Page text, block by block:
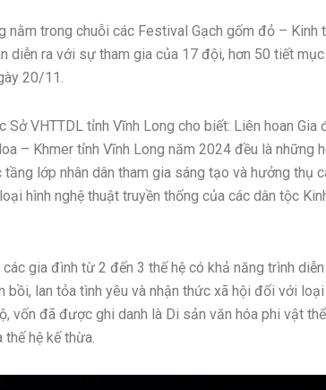
nằm trong chuỗi các Festival Gạch gốm đỏ – Kinh
diễn ra với sự tham gia của 17 đội, hơn 50 tiết
20/11.
VHTTDL tỉnh Vĩnh Long cho biết: Liên hoan Gia
– Khmer tỉnh Vĩnh Long năm 2024 đều là những
lớp nhân dân tham gia sáng tạo và hưởng thụ
hình nghệ thuật truyền thống của các dân tộc
gia đình từ 2 đến 3 thế hệ có khả năng trình
bồi, lan tỏa tình yêu và nhận thức xã hội đối với
vốn đã được ghi danh là Di sản văn hóa phi vật
hệ kế thừa.